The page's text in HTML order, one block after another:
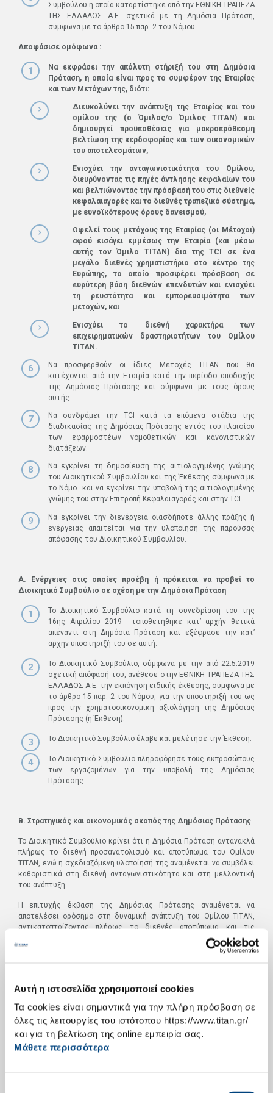
Αυτή η ιστοσελίδα χρησιμοποιεί cookies
Τα cookies είναι σημαντικά για την πλήρη πρόσβαση σε
όλες τις λειτουργίες του ιστότοπου https://www.titan.gr/
και για τη βελτίωση της online εμπειρία σας.
Μάθετε περισσότερα
Συμβούλου η οποία καταρτίστηκε από την ΕΘΝΙΚΗ ΤΡΑΠΕΖΑ
ΤΗΣ ΕΛΛΑΔΟΣ Α.Ε. σχετικά με τη Δημόσια Πρόταση,
σύμφωνα με το άρθρο 15 παρ. 2 του Νόμου.
Αποφάσισε ομόφωνα :
Να εκφράσει την απόλυτη στήριξή του στη Δημόσια
Πρόταση, η οποία είναι προς το συμφέρον της Εταιρίας
και των Μετόχων της, διότι:
Διευκολύνει την ανάπτυξη της Εταιρίας και του
ομίλου της (ο Όμιλος/ο Όμιλος ΤΙΤΑΝ) και
δημιουργεί προϋποθέσεις για μακροπρόθεσμη
βελτίωση της κερδοφορίας και των οικονομικών
του αποτελεσμάτων,
Ενισχύει την ανταγωνιστικότητα του Ομίλου,
διευρύνοντας τις πηγές άντλησης κεφαλαίων του
και βελτιώνοντας την πρόσβασή του στις διεθνείς
κεφαλαιαγορές και το διεθνές τραπεζικό σύστημα,
με ευνοϊκότερους όρους δανεισμού,
Ωφελεί τους μετόχους της Εταιρίας (οι Μέτοχοι)
αφού εισάγει εμμέσως την Εταιρία (και μέσω
αυτής τον Όμιλο ΤΙΤΑΝ) δια τηςTCI
σε ένα
μεγάλο διεθνές χρηματιστήριο στο κέντρο της
Ευρώπης, το οποίο προσφέρει πρόσβαση σε
ευρύτερη βάση διεθνών επενδυτών και ενισχύει
τη ρευστότητα και εμπορευσιμότητα των
μετοχών, και
Ενισχύει το διεθνή χαρακτήρα των
επιχειρηματικών δραστηριοτήτων του Ομίλου
ΤΙΤΑΝ.
Να προσφερθούν οι ίδιες Μετοχές ΤΙΤΑΝ που θα
κατέχονται από την Εταιρία κατά την περίοδο αποδοχής
της Δημόσιας Πρότασης και σύμφωνα με τους όρους
αυτής.
Να συνδράμει την TCI κατά τα επόμενα στάδια της
διαδικασίας της Δημόσιας Πρότασης εντός του πλαισίου
των εφαρμοστέων νομοθετικών και κανονιστικών
διατάξεων.
Να εγκρίνει τη δημοσίευση της αιτιολογημένης γνώμης
του Διοικητικού Συμβουλίου και της Έκθεσης σύμφωνα µε
το Νόμο και να εγκρίνει την υποβολή της αιτιολογημένης
γνώμης του στην Επιτροπή Κεφαλαιαγοράς και στην TCI.
Να εγκρίνει την διενέργεια οιασδήποτε άλλης πράξης ή
ενέργειας απαιτείται για την υλοποίηση της παρούσας
απόφασης του Διοικητικού Συμβουλίου.
Α. Ενέργειες στις οποίες προέβη ή πρόκειται να προβεί το
Διοικητικό Συμβούλιο σε σχέση µε την Δημόσια Πρόταση
Το Διοικητικό Συμβούλιο κατά τη συνεδρίαση του της
16ης Απριλίου 2019 τοποθετήθηκε κατ’ αρχήν θετικά
απέναντι στη Δημόσια Πρόταση και εξέφρασε την κατ’
αρχήν υποστήριξή του σε αυτή.
Το Διοικητικό Συμβούλιο, σύμφωνα με την από 22.5.2019
σχετική απόφασή του, ανέθεσε στην ΕΘΝΙΚΗ ΤΡΑΠΕΖΑ ΤΗΣ
ΕΛΛΑΔΟΣ Α.Ε. την εκπόνηση ειδικής έκθεσης, σύμφωνα με
το άρθρο 15 παρ. 2 του Νόμου, για την υποστήριξή του ως
προς την χρηματοοικονομική αξιολόγηση της Δημόσιας
Πρότασης (η Έκθεση).
Το Διοικητικό Συμβούλιο έλαβε και μελέτησε την Έκθεση.
Το Διοικητικό Συμβούλιο πληροφόρησε τους εκπροσώπους
των εργαζομένων για την υποβολή της Δημόσιας
Πρότασης.
Β. Στρατηγικός και οικονομικός σκοπός της Δημόσιας Πρότασης
Το Διοικητικό Συμβούλιο κρίνει ότι η Δημόσια Πρόταση αντανακλά
πλήρως το διεθνή προσανατολισμό και αποτύπωμα του Ομίλου
ΤΙΤΑΝ, ενώ η σχεδιαζόμενη υλοποίησή της αναμένεται να συμβάλει
καθοριστικά στη διεθνή ανταγωνιστικότητα και στη μελλοντική
του ανάπτυξη.
Η επιτυχής έκβαση της Δημόσιας Πρότασης αναμένεται να
αποτελέσει ορόσημο στη δυναμική ανάπτυξη του Ομίλου ΤΙΤΑΝ,
αντικατοπτρίζοντας πλήρως το διεθνές αποτύπωμα και τις
η πρόσβαση σε κεφάλαια είναι καθοριστικής σημασίας για τη
συνέχιση της ανάπτυξής του. Η Δημόσια Πρόταση στόχο έχει να
διευκολύνει την πρόσβαση του Ομίλου ΤΙΤΑΝ σε χρηματοδότηση
με όρους ανάλογους με αυτούς των βασικών ανταγωνιστών του.
Σκοπός της Δημόσιας Πρότασης είναι η διευκόλυνση της έμμεσης
εισαγωγής της Εταιρίας (και δι’ αυτής του Ομίλου ΤΙΤΑΝ) στο